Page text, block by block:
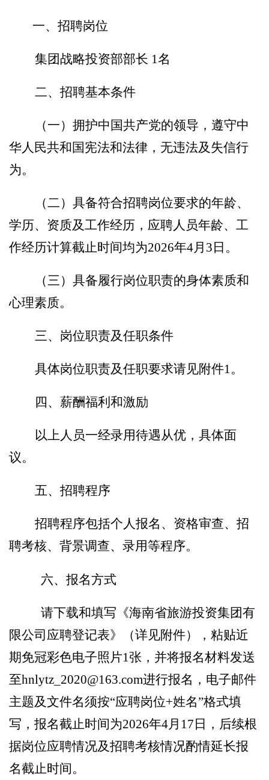
文化
一、 招聘岗位
集团战略投资部部长 1名
二、招聘基本条件
（一）拥护中国共产党的领导，遵守中
华人民共和国宪法和法律，无违法及失信行
为。
（二） 具备符合招聘岗位要求的年龄、
学历、资质及工作经历， 应聘人员年龄、工
作经历计算截止时间均为2026年4月 3 日。
（三） 具备履行岗位职责的身体素质和
心理素质。
三、岗位职责及任职条件
具体岗位职责及任职要求请见附件1。
四、薪酬福利和激励
以上人员一经录用待遇从优，具体面
议。
五、招聘程序
招聘程序包括个人报名、资格审查、 招
聘考核、背景调查、录用等程序。
六、报名方式
请下载和填写《海南省旅游投资集团有
限公司应聘登记表》（详见附件），粘贴近
期免冠彩色电子照片1张， 并将报名材料发送
至hnlytz_2020@163.com进行报名，电子邮件
主题及文件名须按“应聘岗位+姓名”格式填
写， 报名截止时间为2026年4月17日， 后续根
据岗位应聘情况及招聘考核情况酌情延长报
名截止时间。